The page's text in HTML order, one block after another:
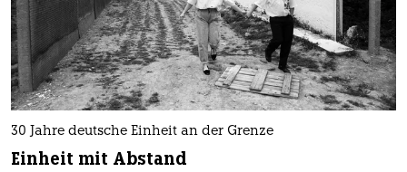
30 Jahre deutsche Einheit an der Grenze
Einheit mit Abstand